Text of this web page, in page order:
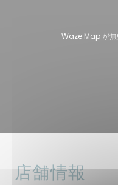
Waze Map が無
店舗情報